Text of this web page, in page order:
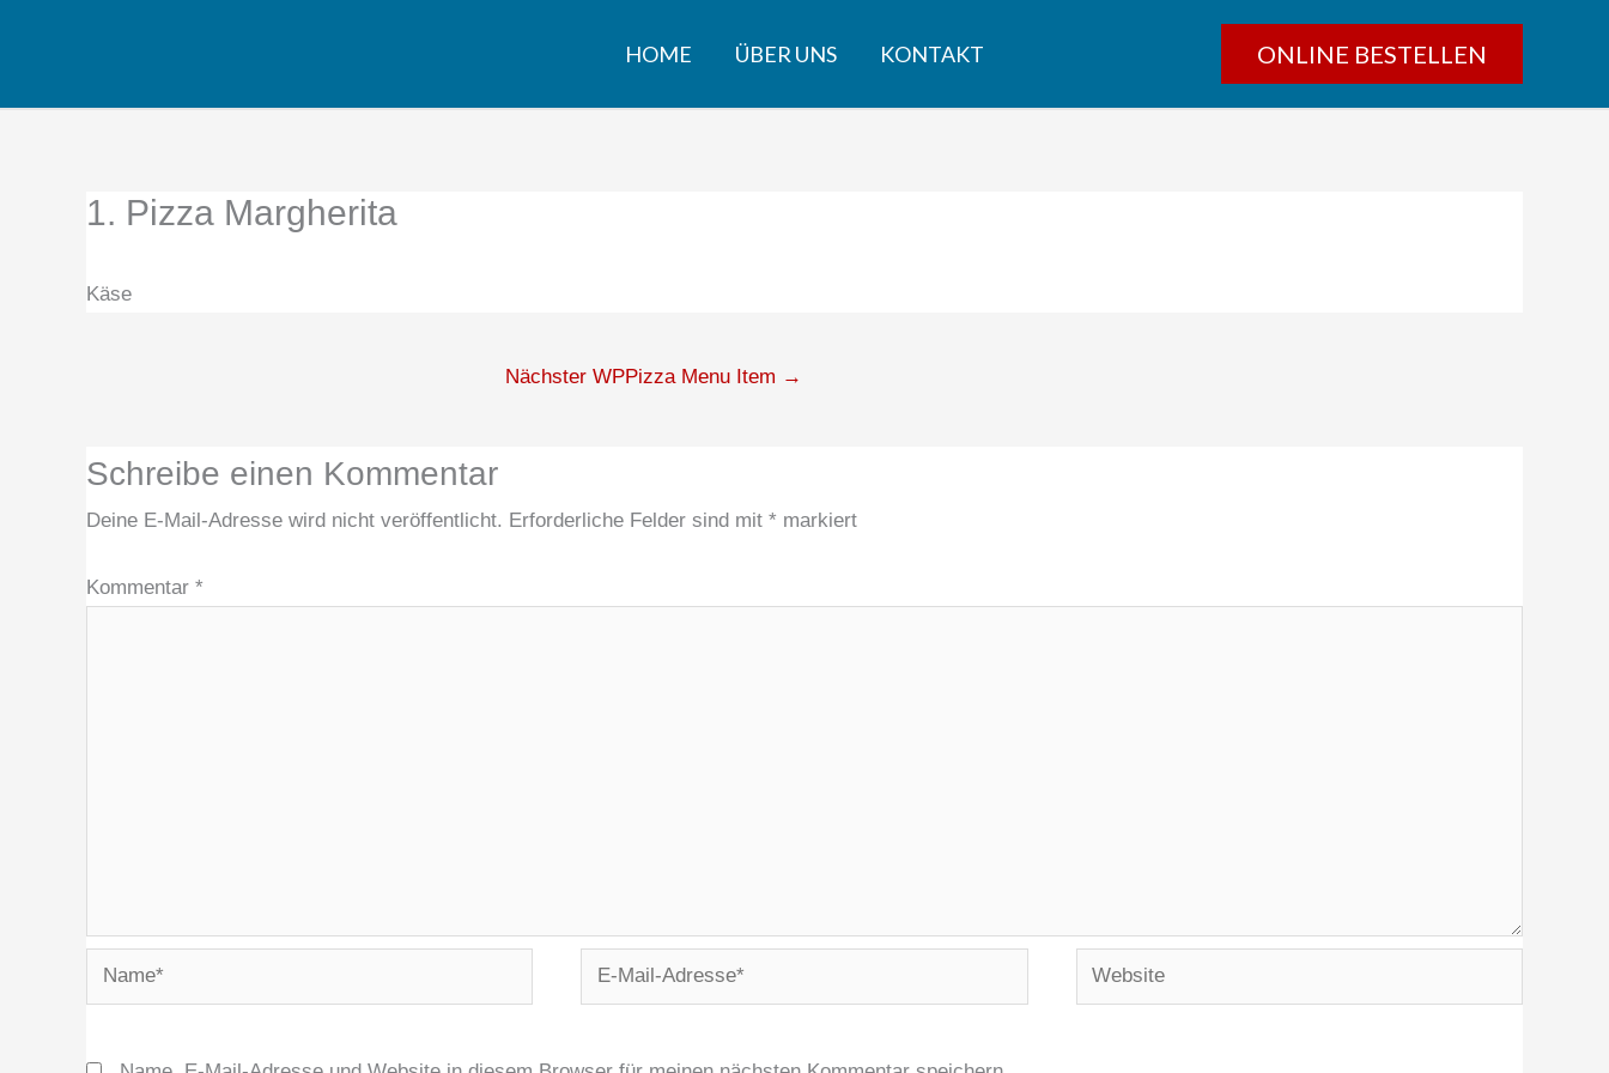
HOME ÜBER UNS KONTAKT ONLINE BESTELLEN
1. Pizza Margherita
Käse
Nächster WPPizza Menu Item →
Schreibe einen Kommentar
Deine E-Mail-Adresse wird nicht veröffentlicht. Erforderliche Felder sind mit * markiert
Kommentar *
Name*
E-
Mail-
Website